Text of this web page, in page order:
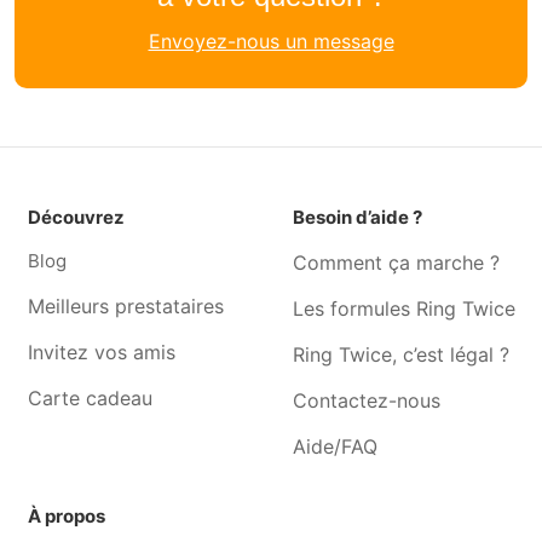
Garde chat Samrée
Garde chat Erneuville
Garde chat Dochamps
Garde chat Wibrin
Garde chat Champlon
Garde chat Tenneville
Garde chat Soy
Garde chat Bihain
Envoyez-nous un message
Découvrez
Blog
Meilleurs prestataires
Invitez vos amis
Carte cadeau
Besoin d’aide ?
Comment ça marche ?
Les formules Ring Twice
Ring Twice, c’est légal ?
Contactez-nous
Aide/FAQ
À propos